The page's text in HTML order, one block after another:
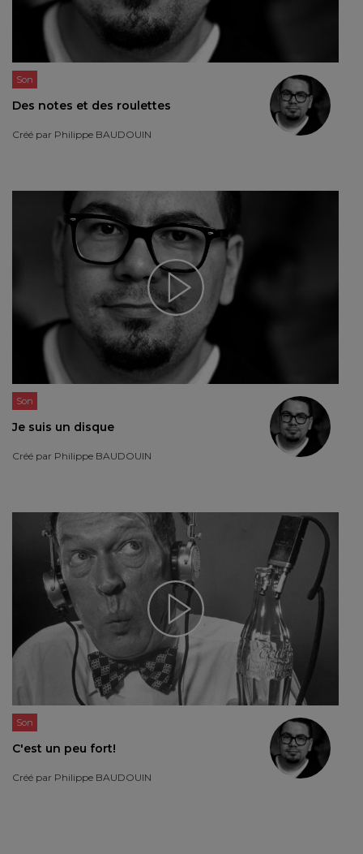
Son
Des notes et des roulettes
Créé par Philippe BAUDOUIN
Son
Je suis un disque
Créé par Philippe BAUDOUIN
Son
C'est un peu fort!
Créé par Philippe BAUDOUIN